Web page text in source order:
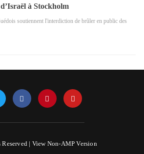
à Stockholm
soutiennent l'interdiction de brûler en public des
| View Non-AMP Version